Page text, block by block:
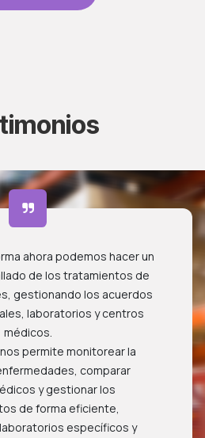
ahora podemos hacer un
de los tratamientos de
gestionando los acuerdos
laboratorios y centros
médicos.
permite monitorear la
comparar
y gestionar los
de forma eficiente,
específicos y